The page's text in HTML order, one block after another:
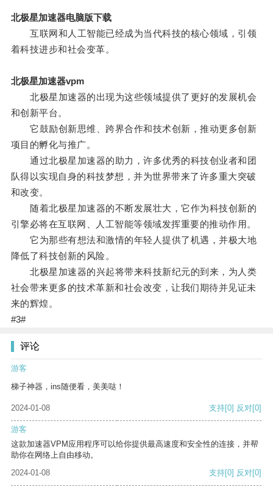
北极星加速器电脑版下载
互联网和人工智能已经成为当代科技的核心领域，引领
着科技进步和社会变革。
北极星加速器vpm
北极星加速器的出现为这些领域提供了更好的发展机会
和创新平台。
它鼓励创新思维、跨界合作和技术创新，推动更多创新
项目的孵化与推广。
通过北极星加速器的助力，许多优秀的科技创业者和团
队得以实现自身的科技梦想，并为世界带来了许多重大突破
和改变。
随着北极星加速器的不断发展壮大，它作为科技创新的
引擎必将在互联网、人工智能等领域发挥重要的推动作用。
它为那些有想法和激情的年轻人提供了机遇，并极大地
降低了科技创新的风险。
北极星加速器的兴起将带来科技新纪元的到来，为人类
社会带来更多的技术革新和社会改变，让我们期待并见证未
来的辉煌。
#3#
评论
游客
梯子神器，ins随便看，美美哒！
2024-01-08 支持[0] 反对[0]
游客
这款加速器VPM应用程序可以给你提供最高速度和安全性的连接，并帮
助你在网络上自由移动。
2024-01-08
支持[0] 反对[0]